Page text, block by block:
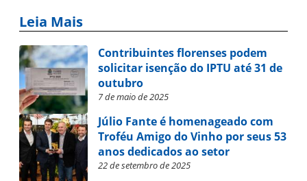
Leia Mais
Contribuintes florenses podem
solicitar isenção do IPTU até 31 de
outubro
7 de maio de 2025
Júlio Fante é homenageado com
Troféu Amigo do Vinho por seus 53
anos dedicados ao setor
22 de setembro de 2025